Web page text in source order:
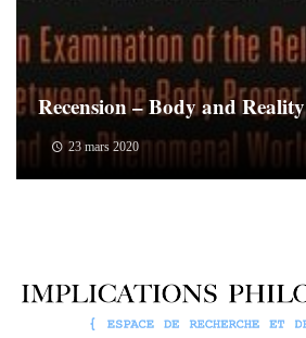
Recension – Body and Reality
23 mars 2020